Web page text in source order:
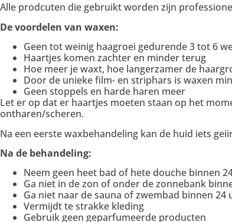
Alle prodcuten die gebruikt worden zijn
De voordelen van waxen:
Geen tot weinig haagroei gedurende 3 tot 6
Haartjes komen zachter en minder terug
Hoe meer je waxt, hoe langerzamer de
Door de unieke film- en striphars is waxen
Geen stoppels en harde haren meer
Let er op dat er haartjes moeten staan op het
ontharen/scheren.
Na een eerste waxbehandeling kan de huid iets
Na de behandeling:
Neem geen heet bad of hete douche binnen
Ga niet in de zon of onder de zonnebank
Ga niet naar de sauna of zwembad binnen 24
Vermijdt te strakke kleding
Gebruik geen geparfumeerde producten